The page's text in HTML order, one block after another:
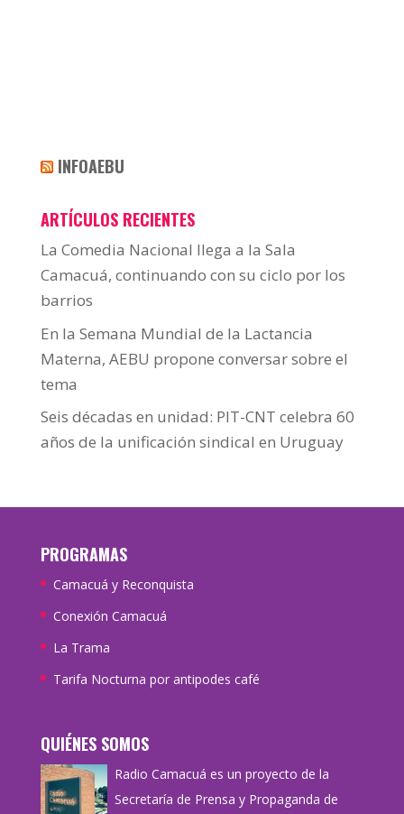
INFOAEBU
ARTÍCULOS RECIENTES
La Comedia Nacional llega a la Sala
Camacuá, continuando con su ciclo por los
barrios
En la Semana Mundial de la Lactancia
Materna, AEBU propone conversar sobre el
tema
Seis décadas en unidad: PIT-CNT celebra 60
años de la unificación sindical en Uruguay
PROGRAMAS
Camacuá y Reconquista
Conexión Camacuá
La Trama
Tarifa Nocturna por antipodes café
QUIÉNES SOMOS
Radio Camacuá es un proyecto de la
Secretaría de Prensa y Propaganda de